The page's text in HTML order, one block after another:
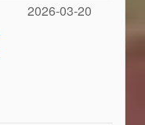
2026-03-20